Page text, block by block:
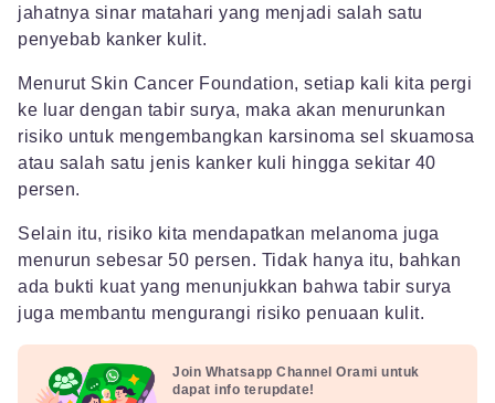
jahatnya sinar matahari yang menjadi salah satu
penyebab kanker kulit.
Menurut Skin Cancer Foundation, setiap kali kita pergi
ke luar dengan tabir surya, maka akan menurunkan
risiko untuk mengembangkan karsinoma sel skuamosa
atau salah satu jenis kanker kuli hingga sekitar 40
persen.
Selain itu, risiko kita mendapatkan melanoma juga
menurun sebesar 50 persen. Tidak hanya itu, bahkan
ada bukti kuat yang menunjukkan bahwa tabir surya
juga membantu mengurangi risiko penuaan kulit.
Join Whatsapp Channel Orami untuk
dapat info terupdate!